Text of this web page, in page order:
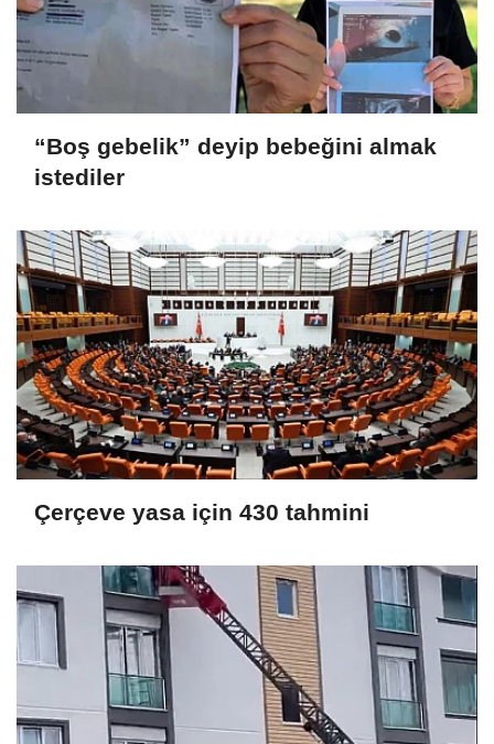
“Boş gebelik” deyip bebeğini almak
istediler
Çerçeve yasa için 430 tahmini